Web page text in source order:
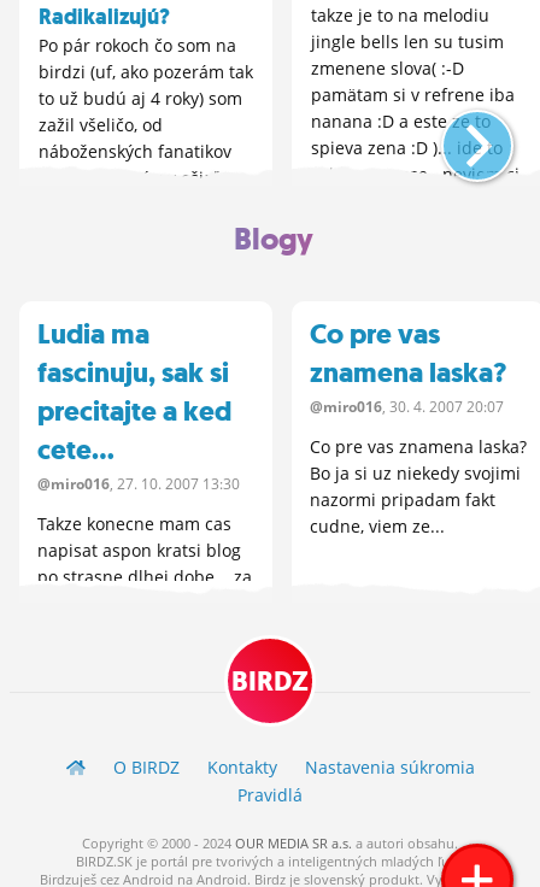
Radikalizujú?
Po pár rokoch čo som na
birdzi (uf, ako pozerám tak
to už budú aj 4 roky) som
zažil všeličo, od
náboženských fanatikov
až po depresívny ošiaľ
Vám, že sa birdz, vlastne
takze je to na melodiu
jingle bells len su tusim
zmenene slova( :-D
pamätam si v refrene iba
nanana :D a este ze to
spieva zena :D )... ide to
asi na exprese.. neviem ci
Blogy
Ludia ma
fascinuju, sak si
precitajte a ked
cete...
@miro016, 27. 10. 2007 13:30
Takze konecne mam cas
napisat aspon kratsi blog
po strasne dlhej dobe... za
Co pre vas
znamena laska?
@miro016, 30. 4. 2007 20:07
Co pre vas znamena laska?
Bo ja si uz niekedy svojimi
nazormi pripadam fakt
cudne, viem ze...
BIRDZ
O BIRDZ Kontakty
Nastavenia súkromia
Pravidlá
Copyright © 2000 - 2024 OUR MEDIA SR a.s. a autori obsahu.
BIRDZ.SK je portál pre tvorivých a inteligentných mladých ľudí.
Birdzuješ cez Android na Android. Birdz je slovenský produkt. Vytvorené s